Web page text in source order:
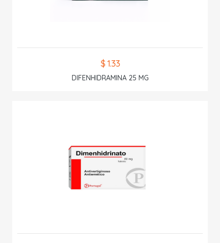
$ 1.33
DIFENHIDRAMINA 25 MG